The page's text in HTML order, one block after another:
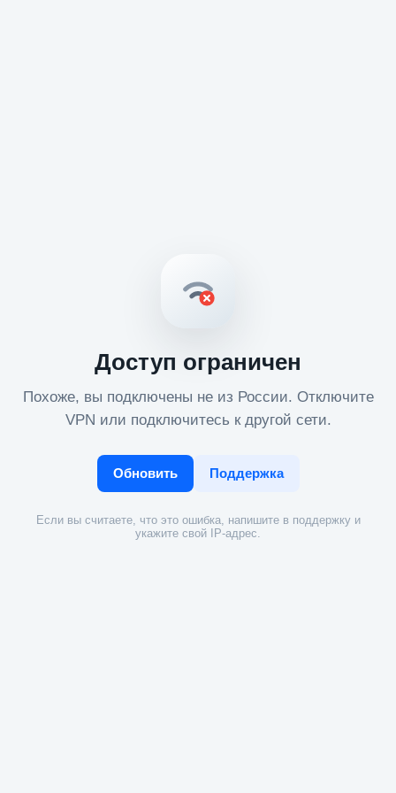
Доступ ограничен
Похоже, вы подключены не из России. Отключите
VPN или подключитесь к другой сети.
Обновить Поддержка
Если вы считаете, что это ошибка, напишите в поддержку и
укажите свой IP-адрес.